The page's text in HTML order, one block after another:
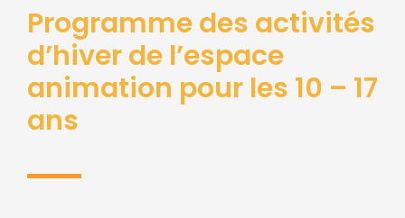
Programme des activités
d’hiver de l’espace
animation pour les 10 – 17
ans